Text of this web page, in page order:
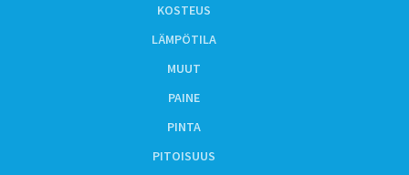
KOSTEUS
LÄMPÖTILA
MUUT
PAINE
PINTA
PITOISUUS